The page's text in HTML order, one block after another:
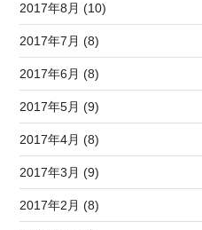
2017年8月 (10)
2017年7月 (8)
2017年6月 (8)
2017年5月 (9)
2017年4月 (8)
2017年3月 (9)
2017年2月 (8)